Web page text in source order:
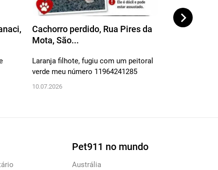
Cachorro perdido, Rua Pires da
Mota, São...
Laranja filhote, fugiu com um peitoral
verde meu número 11964241285
10.07.2026
Cachorro
Pet911 no mundo
Austrália